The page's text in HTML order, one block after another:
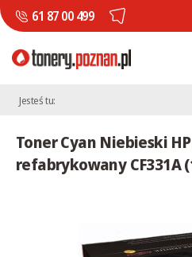
61 87 00 499
Jesteś tu:
Toner Cyan Niebieski
refabrykowany CF331A